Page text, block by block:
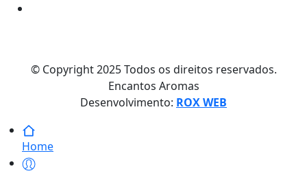
© Copyright 2025 Todos os direitos reservados.
Encantos Aromas
Desenvolvimento: ROX WEB
Home